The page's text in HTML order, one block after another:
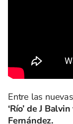
Entre las
‘Río’ de J
Fernández.